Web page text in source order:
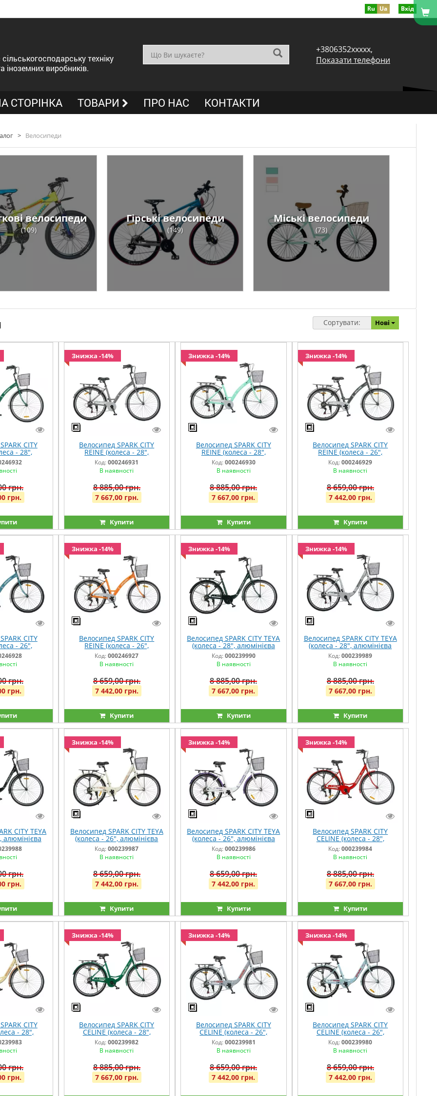
Ru Ua Вхід
техніку
іноземних виробників.
+3806352xxxxx,
Показати телефони
СТОРІНКА ТОВАРИ ПРО НАС КОНТАКТИ
> Велосипеди
велосипеди
(109)
Гірські велосипеди
(149)
Міські велосипеди
(73)
Сортувати: Нові
CITY
- 28",
рама - 18")
грн.
грн.
Знижка -14%
Велосипед SPARK CITY
REINE (колеса - 28",
алюмінієва рама - 18")
сірий
Код:000246931
В наявності
8 885,00 грн.
7 667,00 грн.
Купити
Знижка -14%
Велосипед SPARK CITY
REINE (колеса - 28",
алюмінієва рама - 18")
мʼятний
Код:000246930
В наявності
8 885,00 грн.
7 667,00 грн.
Купити
Знижка -14%
Велосипед SPARK CITY
REINE (колеса - 26",
алюмінієва рама - 17")
графітовий
Код:000246929
В наявності
8 659,00 грн.
7 442,00 грн.
Купити
CITY
- 26",
рама - 17")
грн.
грн.
Знижка -14%
Велосипед SPARK CITY
REINE (колеса - 26",
алюмінієва рама - 17")
помаранчевий
Код:000246927
В наявності
8 659,00 грн.
7 442,00 грн.
Купити
Знижка -14%
Велосипед SPARK CITY TEYA
(колеса - 28", алюмінієва
рама - 18") темно-зелений
Код:000239990
В наявності
8 885,00 грн.
7 667,00 грн.
Купити
Знижка -14%
Велосипед SPARK CITY TEYA
(колеса - 28", алюмінієва
рама - 18") сірий
Код:000239989
В наявності
8 885,00 грн.
7 667,00 грн.
Купити
CITY TEYA
алюмінієва
чорний
грн.
грн.
Знижка -14%
Велосипед SPARK CITY TEYA
(колеса - 26", алюмінієва
рама - 17") бежевий
Код:000239987
В наявності
8 659,00 грн.
7 442,00 грн.
Купити
Знижка -14%
Велосипед SPARK CITY TEYA
(колеса - 26", алюмінієва
рама - 17") білий
Код:000239986
В наявності
8 659,00 грн.
7 442,00 грн.
Купити
Знижка -14%
Велосипед SPARK CITY
CELINE (колеса - 28",
алюмінієва рама - 18")
червоний
Код:000239984
В наявності
8 885,00 грн.
7 667,00 грн.
Купити
CITY
- 28",
рама - 18")
грн.
грн.
Знижка -14%
Велосипед SPARK CITY
CELINE (колеса - 28",
алюмінієва рама - 18")
зелений
Код:000239982
В наявності
8 885,00 грн.
7 667,00 грн.
Знижка -14%
Велосипед SPARK CITY
CELINE (колеса - 26",
алюмінієва рама - 17")
світло-сірий
Код:000239981
В наявності
8 659,00 грн.
7 442,00 грн.
Знижка -14%
Велосипед SPARK CITY
CELINE (колеса - 26",
алюмінієва рама - 17")
блакитний
Код:000239980
В наявності
8 659,00 грн.
7 442,00 грн.